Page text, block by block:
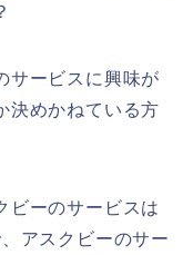
サービスに興味が
決めかねている方
ビーのサービスは
アスクビーのサー